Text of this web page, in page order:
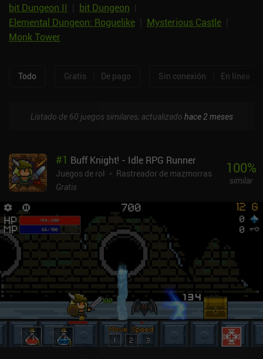
bit Dungeon II
bit Dungeon
Elemental Dungeon: Roguelike
Mysterious Castle
Monk Tower
Todo Gratis De pago Sin conexión En línea
Listado de 60 juegos similares, actualizado hace 2 meses
#1 Buff Knight! - Idle RPG Runner
Juegos de rol
Rastreador de mazmorras
Gratis
100%
similar